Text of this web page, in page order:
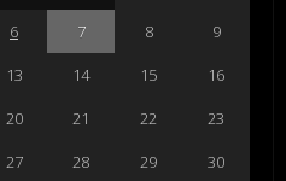
6 7 8
9
13 14 15
16
20 21 22
23
27 28 29
30